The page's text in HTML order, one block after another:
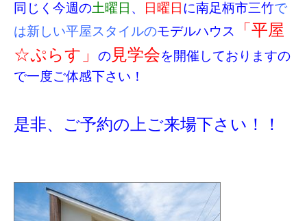
同じく今週の土曜日 、 日曜日 に南足柄市三竹で
は新しい平屋スタイルのモデルハウス
「平屋
☆ぷらす」
の 見学会を開催しておりますの
で一度ご体感下さい！
是非、ご予約の上ご来場下さい！！